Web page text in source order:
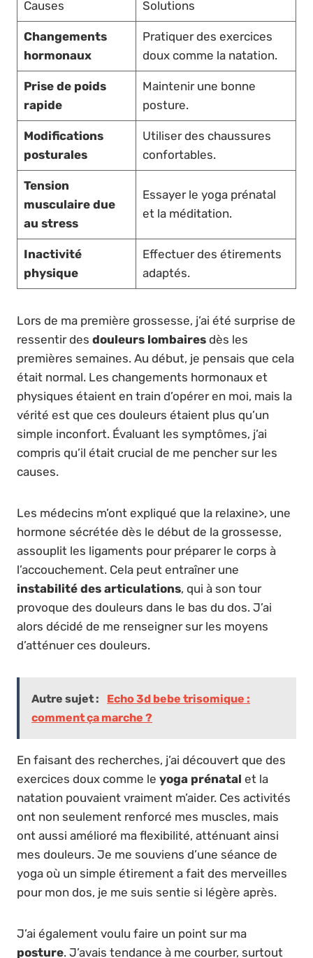
Causes Solutions
Changements
hormonaux
Pratiquer des exercices
doux comme la natation.
Prise de poids
rapide
Maintenir une bonne
posture.
Modifications
posturales
Utiliser des chaussures
confortables.
Tension
musculaire due
au stress
Essayer le yoga prénatal
et la méditation.
Inactivité
physique
Effectuer des étirements
adaptés.
Lors de ma première grossesse, j’ai été surprise de
ressentir des douleurs lombaires dès les
premières semaines. Au début, je pensais que cela
était normal. Les changements hormonaux et
physiques étaient en train d’opérer en moi, mais la
vérité est que ces douleurs étaient plus qu’un
simple inconfort. Évaluant les symptômes, j’ai
compris qu’il était crucial de me pencher sur les
causes.
Les médecins m’ont expliqué que la relaxine>, une
hormone sécrétée dès le début de la grossesse,
assouplit les ligaments pour préparer le corps à
l’accouchement. Cela peut entraîner une
instabilité des articulations, qui à son tour
provoque des douleurs dans le bas du dos. J’ai
alors décidé de me renseigner sur les moyens
d’atténuer ces douleurs.
Autre sujet :
Echo 3d bebe trisomique :
comment ça marche ?
En faisant des recherches, j’ai découvert que des
exercices doux comme le yoga prénatal et la
natation pouvaient vraiment m’aider. Ces activités
ont non seulement renforcé mes muscles, mais
ont aussi amélioré ma flexibilité, atténuant ainsi
mes douleurs. Je me souviens d’une séance de
yoga où un simple étirement a fait des merveilles
pour mon dos, je me suis sentie si légère après.
J’ai également voulu faire un point sur ma
posture. J’avais tendance à me courber, surtout